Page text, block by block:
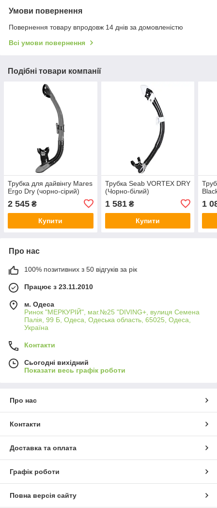
Умови повернення
Повернення товару впродовж 14 днів за домовленістю
Всі умови повернення
Подібні товари компанії
Трубка для дайвінгу Mares
Ergo Dry (чорно-сірий)
2 545 ₴
Купити
Трубка Seab VORTEX DRY
(Чорно-білий)
1 581₴
Купити
1
Про нас
100% позитивних з 50 відгуків за рік
Працює з 23.11.2010
м. Одеса
Ринок "МЕРКУРІЙ", маг.№25 "DIVING+, вулиця Семена
Палія, 99 Б, Одеса, Одеська область, 65025, Одеса,
Україна
Контакти
Сьогодні вихідний
Показати весь графік роботи
Про нас
Контакти
Доставка та оплата
Графік роботи
Повна версія сайту